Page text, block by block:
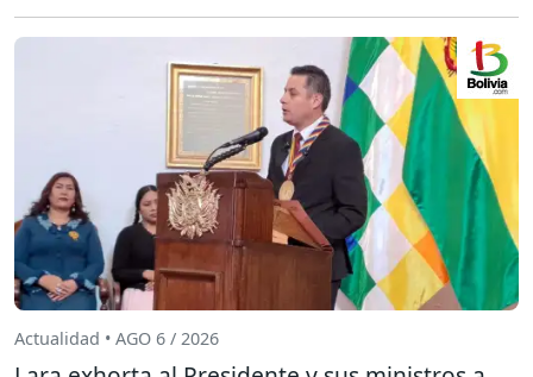
Actualidad • AGO 6 / 2026